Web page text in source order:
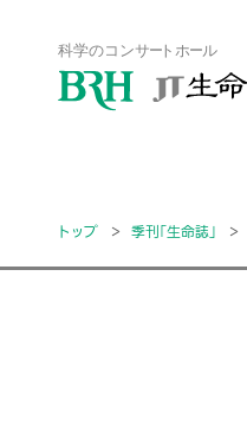
トップ 季刊「生命誌」